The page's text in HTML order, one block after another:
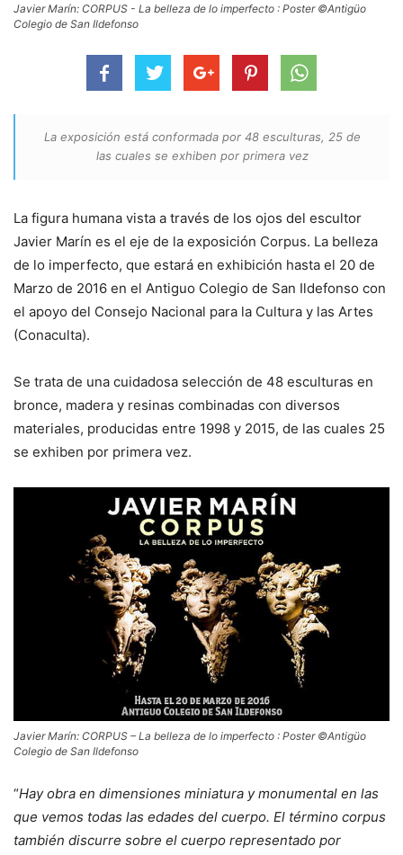
Javier Marín: CORPUS - La belleza de lo imperfecto : Poster ©Antigüo
Colegio de San Ildefonso
La exposición está conformada por 48 esculturas, 25 de
las cuales se exhiben por primera vez
La figura humana vista a través de los ojos del escultor
Javier Marín es el eje de la exposición Corpus. La belleza
de lo imperfecto, que estará en exhibición hasta el 20 de
Marzo de 2016 en el Antiguo Colegio de San Ildefonso con
el apoyo del Consejo Nacional para la Cultura y las Artes
(Conaculta).
Se trata de una cuidadosa selección de 48 esculturas en
bronce, madera y resinas combinadas con diversos
materiales, producidas entre 1998 y 2015, de las cuales 25
se exhiben por primera vez.
Javier Marín: CORPUS – La belleza de lo imperfecto : Poster ©Antigüo
Colegio de San Ildefonso
“Hay obra en dimensiones miniatura y monumental en las
que vemos todas las edades del cuerpo. El término corpus
también discurre sobre el cuerpo representado por